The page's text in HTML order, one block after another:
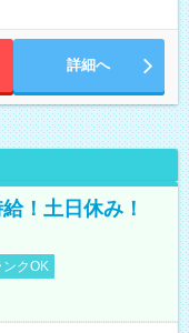
詳細へ
！土日休み！
ンクOK